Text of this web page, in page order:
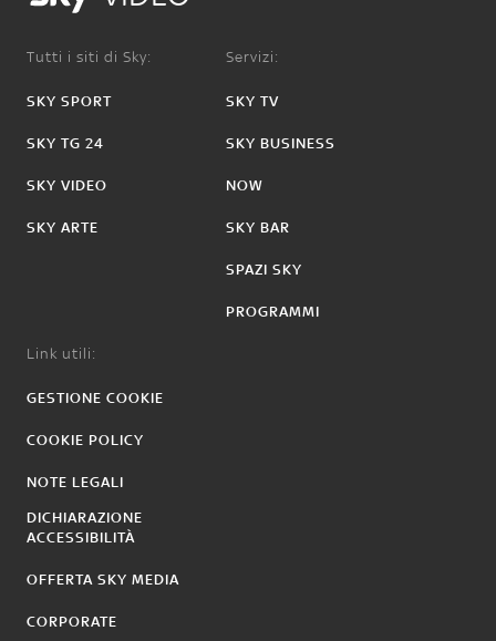
Tutti i siti di Sky:
SKY SPORT
SKY TG 24
SKY VIDEO
SKY ARTE
Servizi:
SKY TV
SKY BUSINESS
NOW
SKY BAR
SPAZI SKY
PROGRAMMI
Link utili:
GESTIONE COOKIE
COOKIE POLICY
NOTE LEGALI
DICHIARAZIONE
ACCESSIBILITÀ
OFFERTA SKY MEDIA
CORPORATE